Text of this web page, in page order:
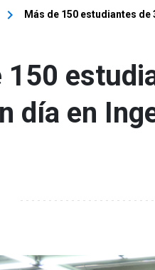
keyboard_arrow_right Más de 150 estudiantes
150
día en